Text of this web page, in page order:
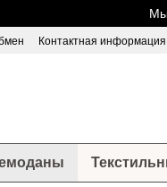
Мы
Контактная информация